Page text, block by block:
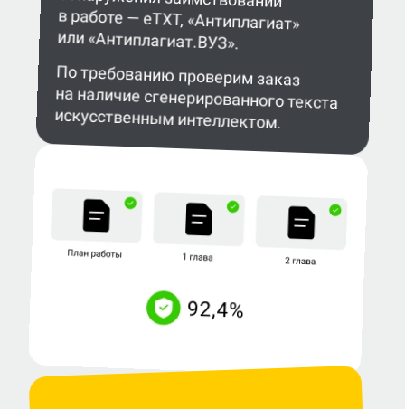
или «Антиплагиат.ВУЗ».
По требованию проверим заказ
на наличие сгенерированного текста
искусственным интеллектом.